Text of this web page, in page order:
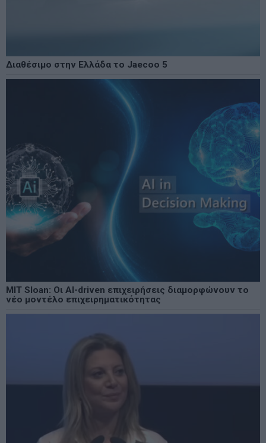
Διαθέσιμο στην Ελλάδα το Jaecoo 5
MIT Sloan: Οι AI-driven επιχειρήσεις διαμορφώνουν το
νέο μοντέλο επιχειρηματικότητας